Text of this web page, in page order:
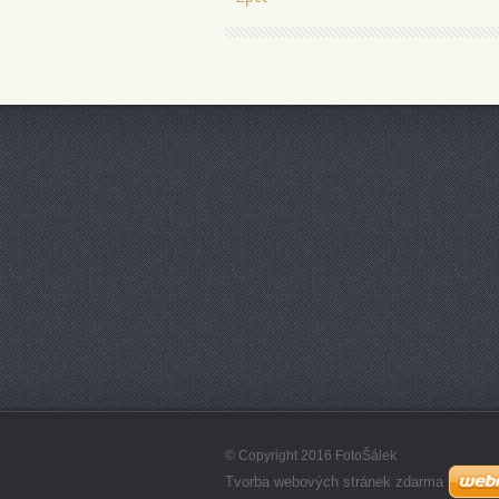
© Copyright 2016 FotoŠálek
Tvorba webových stránek zdarma